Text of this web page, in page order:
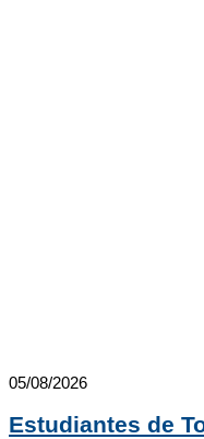
05/08/2026
Estudiantes de